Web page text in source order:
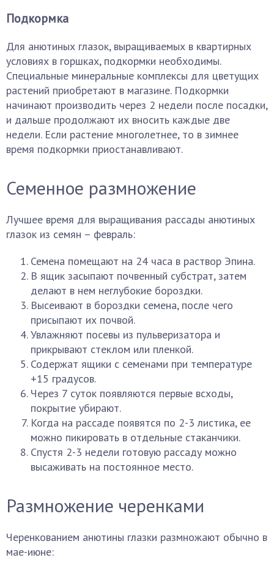
Подкормка
Для анютиных глазок, выращиваемых в квартирных
условиях в горшках, подкормки необходимы.
Специальные минеральные комплексы для цветущих
растений приобретают в магазине. Подкормки
начинают производить через 2 недели после посадки,
и дальше продолжают их вносить каждые две
недели. Если растение многолетнее, то в зимнее
время подкормки приостанавливают.
Семенное размножение
Лучшее время для выращивания рассады анютиных
глазок из семян – февраль:
Семена помещают на 24 часа в раствор Эпина.
В ящик засыпают почвенный субстрат, затем
делают в нем неглубокие бороздки.
Высеивают в бороздки семена, после чего
присыпают их почвой.
Увлажняют посевы из пульверизатора и
прикрывают стеклом или пленкой.
Содержат ящики с семенами при температуре
+15 градусов.
Через 7 суток появляются первые всходы,
покрытие убирают.
Когда на рассаде появятся по 2-3 листика, ее
можно пикировать в отдельные стаканчики.
Спустя 2-3 недели готовую рассаду можно
высаживать на постоянное место.
Размножение черенками
Черенкованием анютины глазки размножают обычно в
мае-июне: